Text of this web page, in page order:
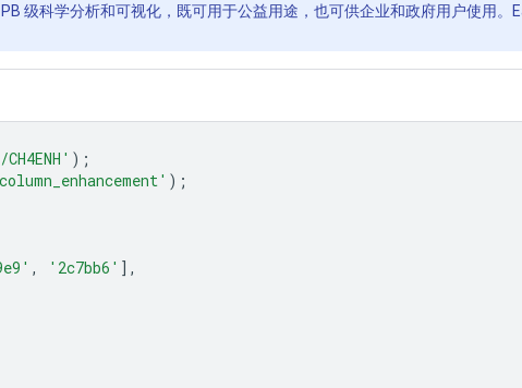
级科学分析和可视化，既可用于公益用途，也可供企业和政府用户使用
);
);
, '2c7bb6' ],